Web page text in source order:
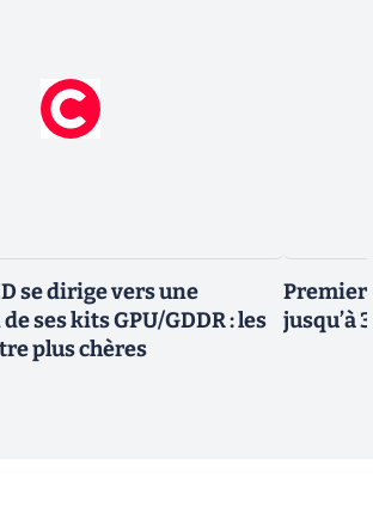
se dirige vers une
ses kits GPU/GDDR : les
plus chères
jusqu’à